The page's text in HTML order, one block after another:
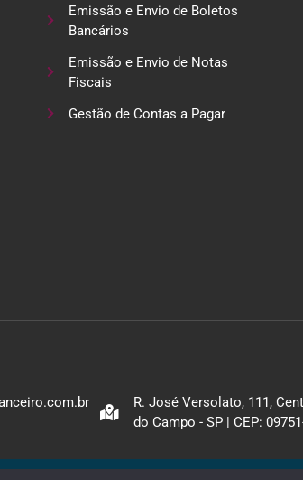
Emissão e Envio de Boletos
Bancários
Emissão e Envio de Notas
Fiscais
Gestão de Contas a Pagar
R. José Versolato, 111,
do Campo - SP | CEP: